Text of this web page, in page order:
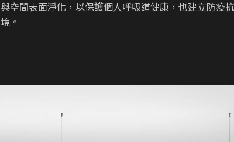
與空間表面淨化，以保護個人呼吸道健康，也建立防疫
境。